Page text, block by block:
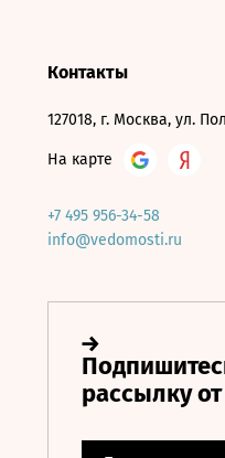
Контакты
127018, г. Москва, ул.
На карте
+7 495 956-34-58
info@vedomosti.ru